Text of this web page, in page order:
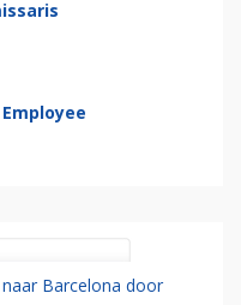
Barcelona door